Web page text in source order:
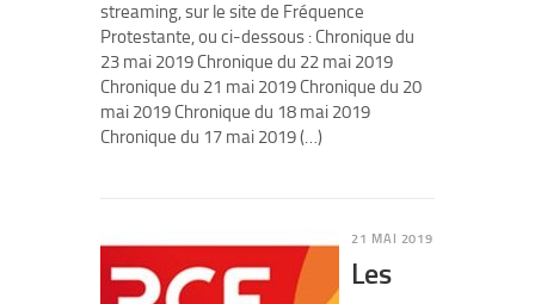
streaming, sur le site de Fréquence
Protestante, ou ci-dessous : Chronique du
23 mai 2019 Chronique du 22 mai 2019
Chronique du 21 mai 2019 Chronique du 20
mai 2019 Chronique du 18 mai 2019
Chronique du 17 mai 2019 (…)
21 MAI 2019
Les